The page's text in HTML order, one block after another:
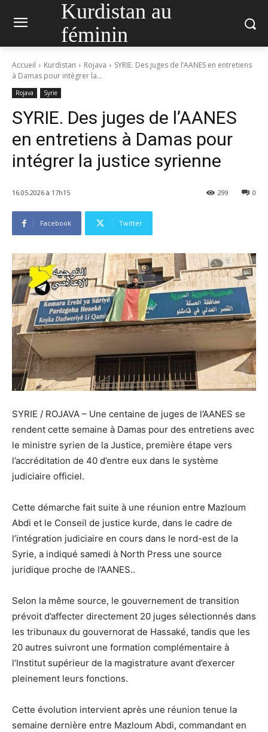
Kurdistan au
féminin
Accueil Kurdistan Rojava
SYRIE. Des juges de l’AANES en entretiens
à Damas pour intégrer la...
Rojava Syrie
SYRIE. Des juges de l’AANES
en entretiens à Damas pour
intégrer la justice syrienne
16.05.2026 à 17h15 0
299
Facebook Twitter
SYRIE / ROJAVA – Une centaine de juges de l’AANES se
rendent cette semaine à Damas pour des entretiens avec
le ministre syrien de la Justice, première étape vers
l’accréditation de 40 d’entre eux dans le système
judiciaire officiel.
Cette démarche fait suite à une réunion entre Mazloum
Abdi et le Conseil de justice kurde, dans le cadre de
l’intégration judiciaire en cours dans le nord-est de la
Syrie, a indiqué samedi à North Press une source
juridique proche de l’AANES..
Selon la même source, le gouvernement de transition
prévoit d’affecter directement 20 juges sélectionnés dans
les tribunaux du gouvernorat de Hassaké, tandis que les
20 autres suivront une formation complémentaire à
l’Institut supérieur de la magistrature avant d’exercer
pleinement leurs fonctions.
Cette évolution intervient après une réunion tenue la
semaine dernière entre Mazloum Abdi, commandant en